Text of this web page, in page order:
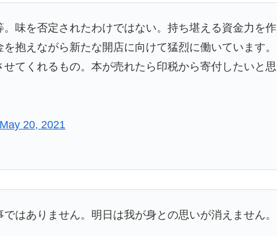
味を否定されたわけではない。持ち堪える資金力を作
抱えながら新たな開店に向けて猛烈に働いています。
てくれるもの。本が売れたら印税から寄付したいと思
May 20, 2021
はありません。明日は我が身との思いが消えません。